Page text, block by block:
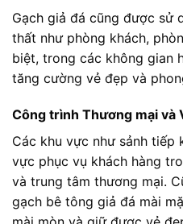
Gạch giả đá cũng được sử
thất như phòng khách,
biệt, trong các không gian
tăng cường vẻ đẹp và
Công trình Thương mại và
Các khu vực như sảnh tiếp
vực phục vụ khách hàng
và trung tâm thương mại.
gạch bê tông giả đá mài